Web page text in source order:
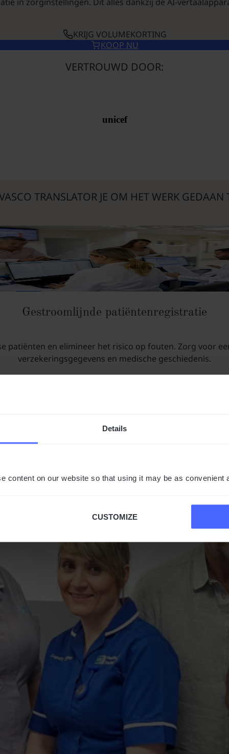
Details
content on our website so that using it may be as convenient
CUSTOMIZE
KRIJG VOLUMEKORTING
KOOP NU
VERTROUWD DOOR:
unicef
TRANSLATOR JE OM HET WERK GEDAAN
Gestroomlijnde patiëntenregistratie
patiënten en elimineer het risico op fouten. Zorg voor
verzekeringsgegevens en medische geschiedenis.